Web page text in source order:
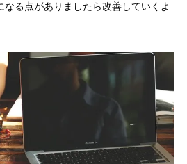
る点がありましたら改善していくよ